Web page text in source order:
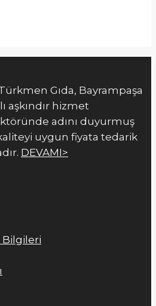
Gıda, Bayrampaşa
aşkındır hizmet
adını duyurmuş
uygun fiyata tedarik
DEVAMI>
Bilgileri